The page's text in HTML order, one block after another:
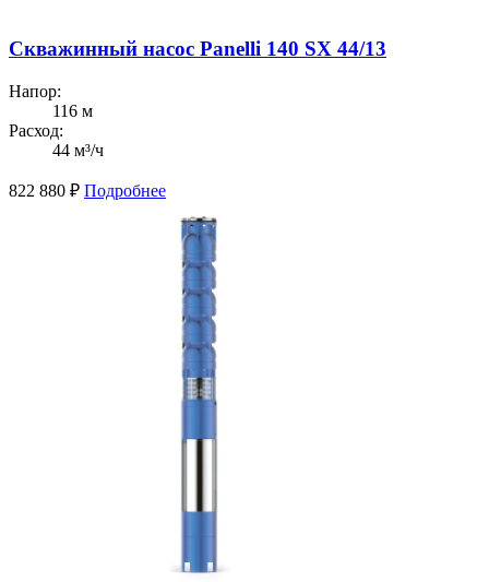
Скважинный насос Panelli 140 SX 44/13
Напор:
116 м
Расход:
44 м³/ч
822 880 ₽ Подробнее